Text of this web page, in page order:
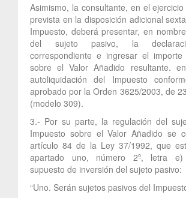
Asimismo, la consultante, en el
prevista en la disposición adicional
Impuesto, deberá presentar, en
del sujeto pasivo, la
correspondiente e ingresar el importe
sobre el Valor Añadido resultante.
autoliquidación del Impuesto
aprobado por la Orden 3625/2003, de
(modelo 309).
3.- Por su parte, la regulación del
Impuesto sobre el Valor Añadido se
artículo 84 de la Ley 37/1992, que
apartado uno, número 2º, letra
supuesto de inversión del sujeto pasivo:
“Uno. Serán sujetos pasivos del